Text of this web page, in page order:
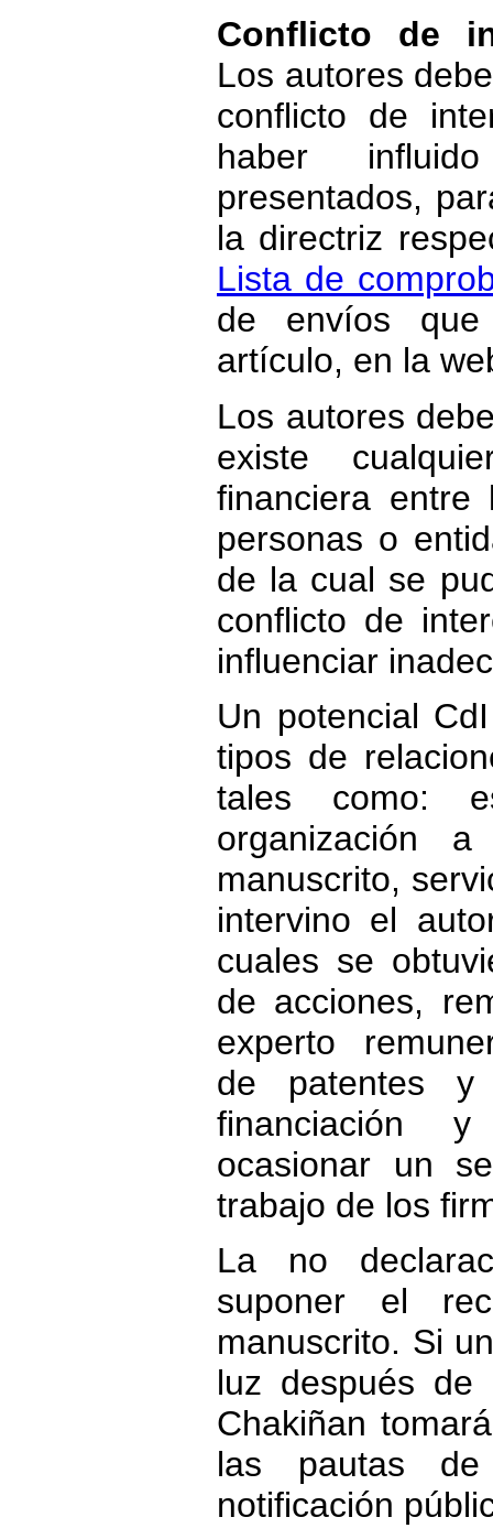
Conflicto de
Los autores
conflicto de
haber
presentados,
la directriz
Lista de
de envíos
artículo, en la
Los autores
existe
financiera
personas o
de la cual se
conflicto de
influenciar
Un potencial
tipos de
tales como:
organización
manuscrito,
intervino el
cuales se
de acciones,
experto
de patentes
financiación
ocasionar un
trabajo de los
La no
suponer el
manuscrito. Si
luz después de
Chakiñan
las pautas
notificación